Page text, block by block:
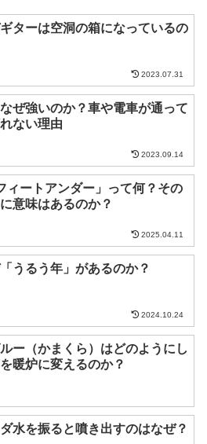
ターは空洞の箱になっているの
2023.07.31
ぜ強いのか？車や電車が通って
ない理由
2023.09.14
ィートアンダー」って何？その
意味はあるのか？
2025.04.11
うるう年」があるのか？
2024.10.24
ー（かまくら）はどのようにし
暖炉に変えるのか？
水を振ると噴き出すのはなぜ？